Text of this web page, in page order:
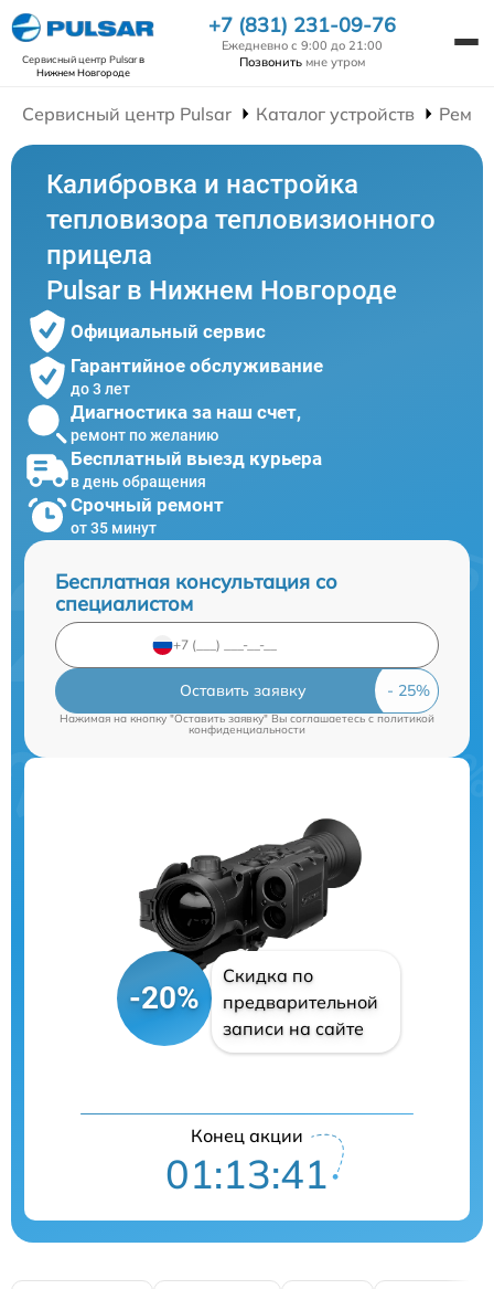
Сервисный центр Pulsarв
Нижнем Новгороде
+7 (831) 231-09-76
Ежедневно с 9:00 до 21:00
Позвонить мне утром
Сервисный центр Pulsar Каталог устройств
Калибровка и настройка
тепловизора тепловизионного
прицела
Pulsar в Нижнем Новгороде
Официальный сервис
Гарантийное обслуживание
до 3 лет
Диагностика за наш счет,
ремонт по желанию
Бесплатный выезд курьера
в день обращения
Срочный ремонт
от 35 минут
Бесплатная консультация со
специалистом
Оставить заявку
Нажимая на кнопку "Оставить заявку" Вы соглашаетесь cполитикой
конфиденциальности
-20%
Скидка по
предварительной
записи на сайте
Конец акции
01:13:41